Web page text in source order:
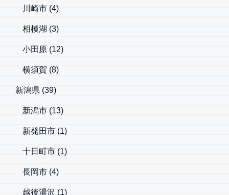
川崎市 (4)
相模湖 (3)
小田原 (12)
横須賀 (8)
新潟県 (39)
新潟市 (13)
新発田市 (1)
十日町市 (1)
長岡市 (4)
越後湯沢 (1)